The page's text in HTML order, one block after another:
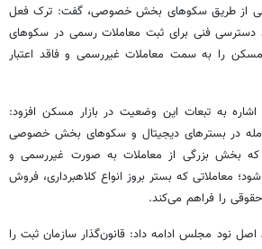
از طریق سکوهای بخش خصوصی، گفت: ترک فعل
دسترسی فنی برای ثبت معاملات رسمی در سکوهای
را به سمت معاملات غیررسمی و فاقد اعتبار
به تبعات این وضعیت در بازار مسکن افزود:
در بسترهای دیجیتال و سکوهای بخش خصوصی
که بخش بزرگی از معاملات به صورت غیررسمی و
معاملاتی که بستر بروز انواع کلاهبرداری، فروش
را فراهم می‌کند.
نود مجلس ادامه داد: قانون‌گذار سازمان ثبت را